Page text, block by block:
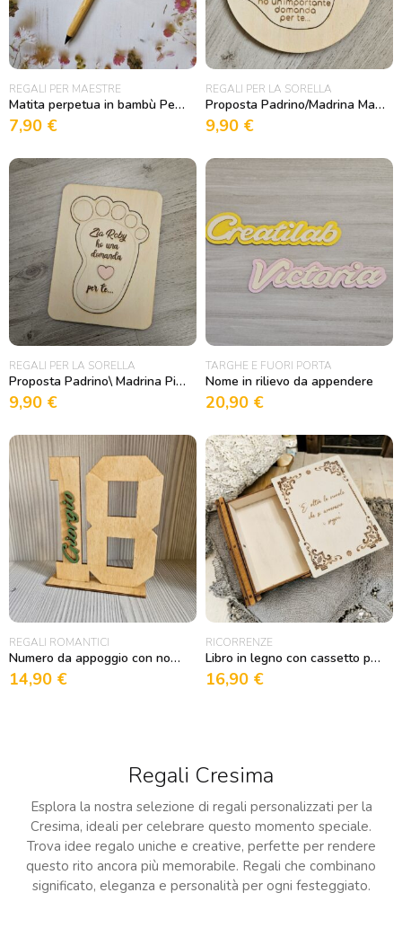
REGALI PER MAESTRE
Matita perpetua in bambù Personalizzabile
7,90 €
REGALI PER LA SORELLA
Proposta Padrino/Madrina Manina in legno
9,90 €
REGALI PER LA SORELLA
Proposta Padrino\ Madrina Piedini in legno
9,90 €
TARGHE E FUORI PORTA
Nome in rilievo da appendere
20,90 €
REGALI ROMANTICI
Numero da appoggio con nome in rilievo
14,90 €
RICORRENZE
Libro in legno con cassetto porta Gioie
16,90 €
Regali Cresima
Esplora la nostra selezione di regali personalizzati per la
Cresima, ideali per celebrare questo momento speciale.
Trova idee regalo uniche e creative, perfette per rendere
questo rito ancora più memorabile. Regali che combinano
significato, eleganza e personalità per ogni festeggiato.